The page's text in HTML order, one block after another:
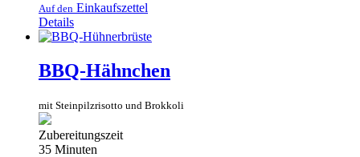
Auf den Einkaufszettel
Details
BBQ-Hähnchen
mit Steinpilzrisotto und Brokkoli
Zubereitungszeit
35 Minuten